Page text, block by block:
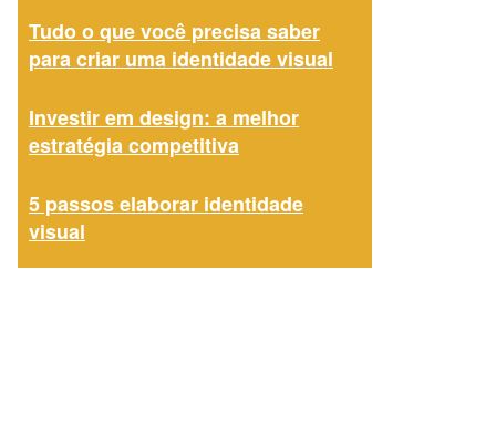
Tudo o que você precisa saber
para criar uma identidade visual
Investir em design: a melhor
estratégia competitiva
5 passos elaborar identidade
visual